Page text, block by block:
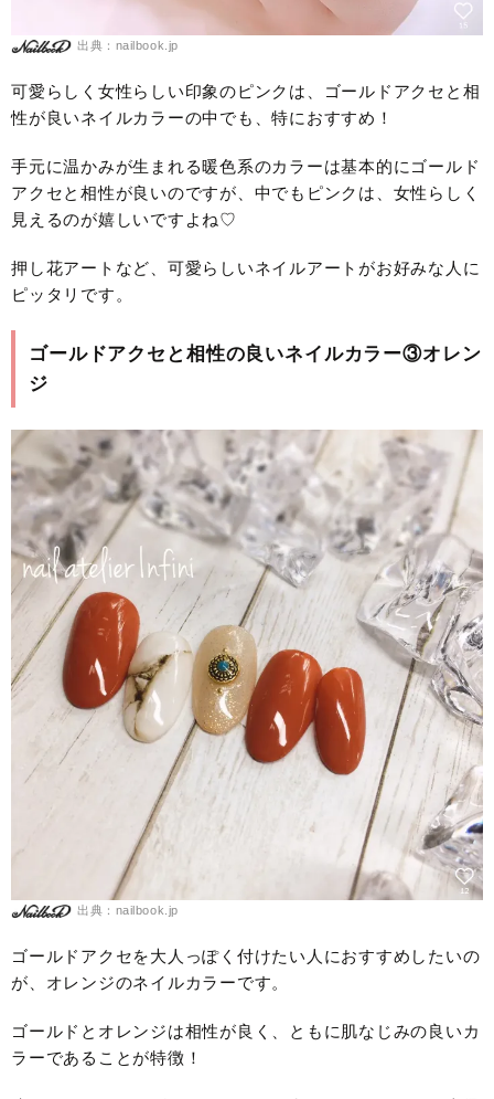
出典：nailbook.jp
可愛らしく女性らしい印象のピンクは、ゴールドアクセと相
性が良いネイルカラーの中でも、特におすすめ！
手元に温かみが生まれる暖色系のカラーは基本的にゴールド
アクセと相性が良いのですが、中でもピンクは、女性らしく
見えるのが嬉しいですよね♡
押し花アートなど、可愛らしいネイルアートがお好みな人に
ピッタリです。
ゴールドアクセと相性の良いネイルカラー③オレン
ジ
出典：nailbook.jp
ゴールドアクセを大人っぽく付けたい人におすすめしたいの
が、オレンジのネイルカラーです。
ゴールドとオレンジは相性が良く、ともに肌なじみの良いカ
ラーであることが特徴！